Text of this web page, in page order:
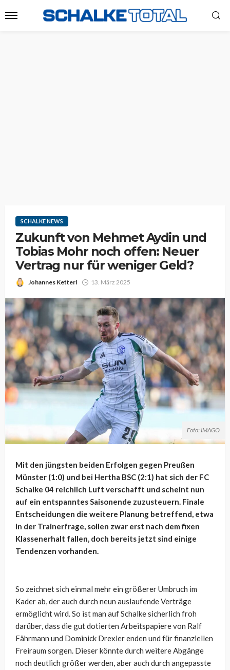
SCHALKE NEWS
Zukunft von Mehmet Aydin und
Tobias Mohr noch offen: Neuer
Vertrag nur für weniger Geld?
Johannes Ketterl 13. März 2025
Foto: IMAGO
Mit den jüngsten beiden Erfolgen gegen Preußen
Münster (1:0) und bei Hertha BSC (2:1) hat sich der FC
Schalke 04 reichlich Luft verschafft und scheint nun
auf ein entspanntes Saisonende zuzusteuern. Finale
Entscheidungen die weitere Planung betreffend, etwa
in der Trainerfrage, sollen zwar erst nach dem fixen
Klassenerhalt fallen, doch bereits jetzt sind einige
Tendenzen vorhanden.
So zeichnet sich einmal mehr ein größerer Umbruch im
Kader ab, der auch durch neun auslaufende Verträge
ermöglicht wird. So ist man auf Schalke sicherlich froh
darüber, dass die gut dotierten Arbeitspapiere von Ralf
Fährmann und Dominick Drexler enden und für finanziellen
Freiraum sorgen. Dieser könnte durch weitere Abgänge
noch deutlich größer werden, aber auch durch angepasste